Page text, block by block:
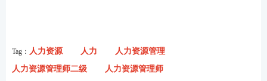
Tag： 人力资源 人力
人力资源管理
人力资源管理师二级
人力资源管理师